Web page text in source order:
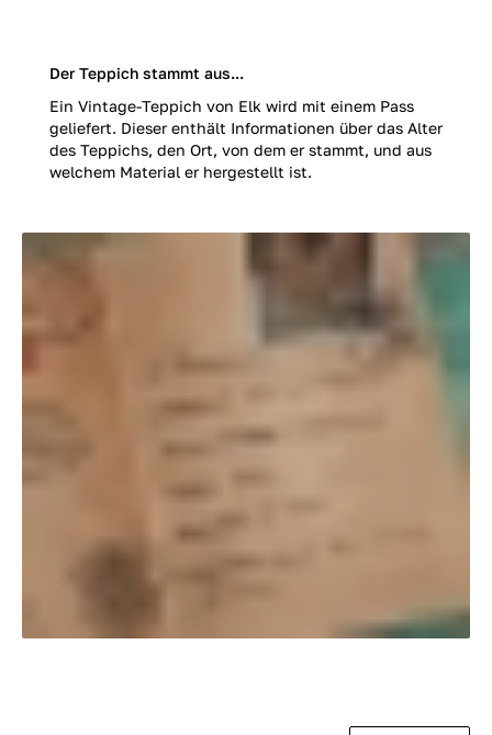
Der Teppich stammt aus...
Ein Vintage-Teppich von Elk wird mit einem Pass
geliefert. Dieser enthält Informationen über das Alter
des Teppichs, den Ort, von dem er stammt, und aus
welchem Material er hergestellt ist.